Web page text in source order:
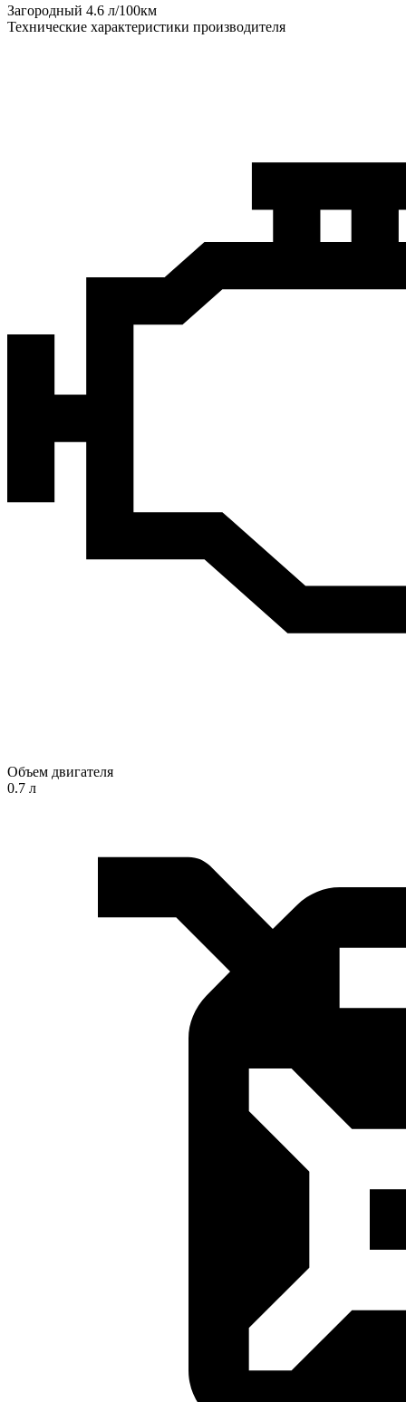
Загородный 4.6 л/100км
Технические характеристики производителя
Объем двигателя
0.7 л